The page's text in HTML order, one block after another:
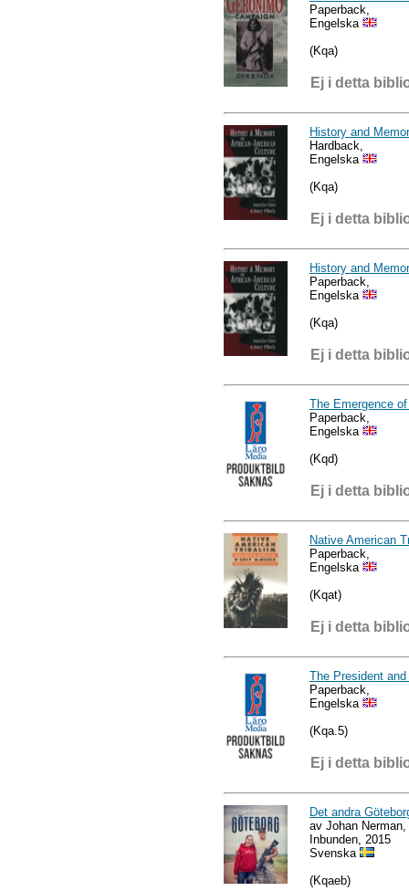
Paperback,
Engelska
(Kqa)
Ej i detta
History and
Hardback,
Engelska
(Kqa)
Ej i detta
History and
Paperback,
Engelska
(Kqa)
Ej i detta
The Emergence
Paperback,
Engelska
(Kqd)
Ej i detta
Native American
Paperback,
Engelska
(Kqat)
Ej i detta
The President
Paperback,
Engelska
(Kqa.5)
Ej i detta
Det andra
av Johan
Inbunden, 2015
Svenska
(Kqaeb)